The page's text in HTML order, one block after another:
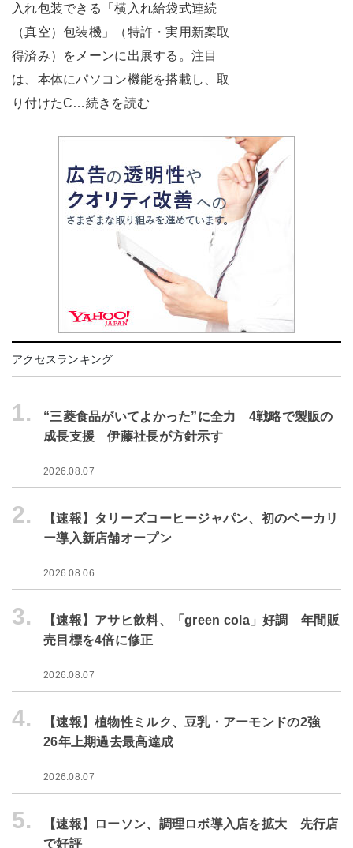
入れ包装できる「横入れ給袋式連続
（真空）包装機」（特許・実用新案取
得済み）をメーンに出展する。注目
は、本体にパソコン機能を搭載し、取
り付けたC…続きを読む
アクセスランキング
1.
“三菱食品がいてよかった”に全力 4戦略で製販の
成長支援 伊藤社長が方針示す
2026.08.07
2.
【速報】タリーズコーヒージャパン、初のベーカリ
ー導入新店舗オープン
2026.08.06
3.
【速報】アサヒ飲料、「green cola」好調 年間販
売目標を4倍に修正
2026.08.07
4.
【速報】植物性ミルク、豆乳・アーモンドの2強
26年上期過去最高達成
2026.08.07
5.
【速報】ローソン、調理ロボ導入店を拡大 先行店
で好評